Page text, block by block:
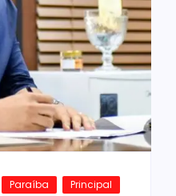
Paraíba Principal